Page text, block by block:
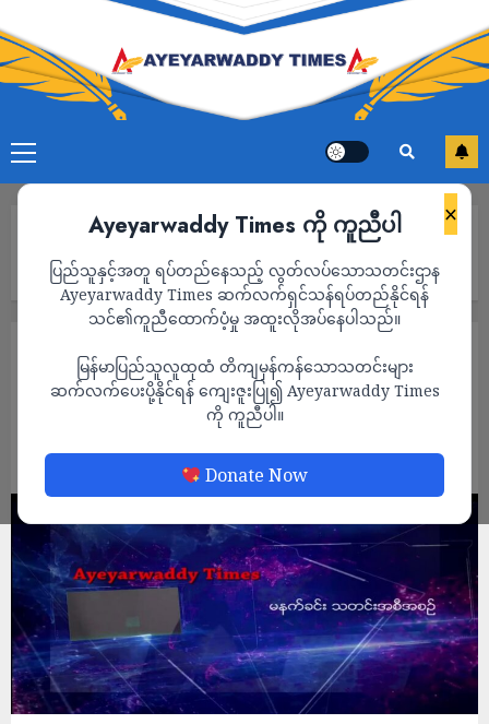
×
Ayeyarwaddy Times ကို ကူညီပါ
ပြည်သူနှင့်အတူ ရပ်တည်နေသည့် လွတ်လပ်သောသတင်းဌာန
Ayeyarwaddy Times ဆက်လက်ရှင်သန်ရပ်တည်နိုင်ရန်
သင်၏ကူညီထောက်ပံ့မှု အထူးလိုအပ်နေပါသည်။
မြန်မာပြည်သူလူထုထံ တိကျမှန်ကန်သောသတင်းများ
ဆက်လက်ပေးပို့နိုင်ရန် ကျေးဇူးပြု၍ Ayeyarwaddy Times
ကို ကူညီပါ။
Donate Now
အစီအစဉ်
သတင်း
ဧရာဝတီတိုင်းမ်သတင်းဌာန၏ ဇွန်လ ၂၉ ရက်
နေ့ မနက်ပိုင်း သတင်းအစီအစဉ်
ADMIN